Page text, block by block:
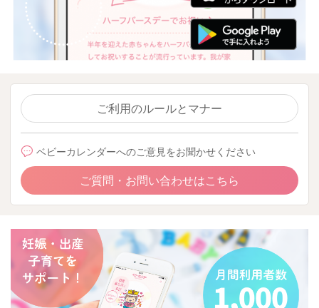
ご利用のルールとマナー
ベビーカレンダーへのご意見をお聞かせください
ご質問・お問い合わせはこちら